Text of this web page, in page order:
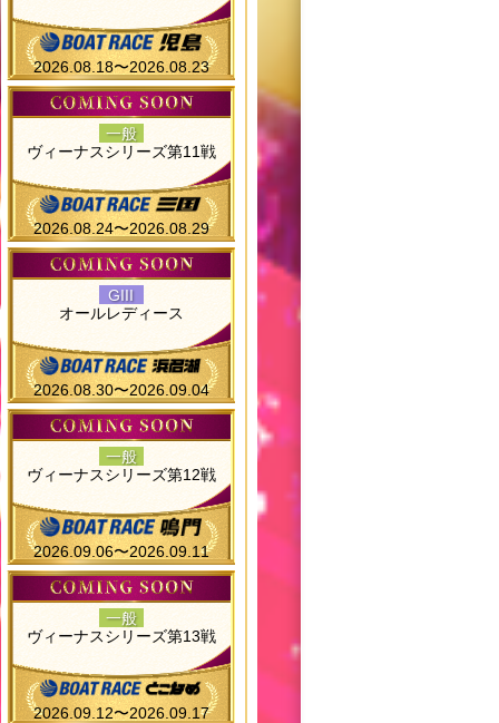
2026.08.18〜2026.08.23
一般
ヴィーナスシリーズ第11戦
2026.08.24〜2026.08.29
GIII
オールレディース
2026.08.30〜2026.09.04
一般
ヴィーナスシリーズ第12戦
2026.09.06〜2026.09.11
一般
ヴィーナスシリーズ第13戦
2026.09.12〜2026.09.17